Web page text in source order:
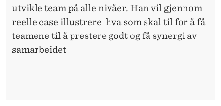
utvikle team på alle nivåer. Han vil gjennom
reelle case illustrere hva som skal til for å få
teamene til å prestere godt og få synergi av
samarbeidet